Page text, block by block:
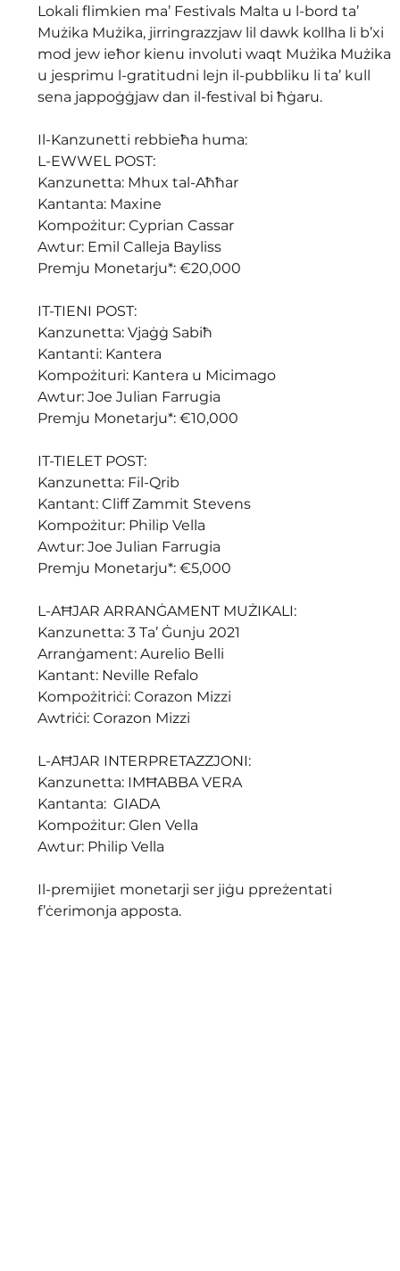
Lokali flimkien ma’ Festivals Malta u l-bord ta’
Mużika Mużika, jirringrazzjaw lil dawk kollha li b’xi
mod jew ieħor kienu involuti waqt Mużika Mużika
u jesprimu l-gratitudni lejn il-pubbliku li ta’ kull
sena jappoġġjaw dan il-festival bi ħġaru.
Il-Kanzunetti rebbieħa huma:
L-EWWEL POST:
Kanzunetta: Mhux tal-Aħħar
Kantanta: Maxine
Kompożitur: Cyprian Cassar
Awtur: Emil Calleja Bayliss
Premju Monetarju*: €20,000
IT-TIENI POST:
Kanzunetta: Vjaġġ Sabiħ
Kantanti: Kantera
Kompożituri: Kantera u Micimago
Awtur: Joe Julian Farrugia
Premju Monetarju*: €10,000
IT-TIELET POST:
Kanzunetta: Fil-Qrib
Kantant: Cliff Zammit Stevens
Kompożitur: Philip Vella
Awtur: Joe Julian Farrugia
Premju Monetarju*: €5,000
L-AĦJAR ARRANĠAMENT MUŻIKALI:
Kanzunetta: 3 Ta’ Ġunju 2021
Arranġament: Aurelio Belli
Kantant: Neville Refalo
Kompożitriċi: Corazon Mizzi
Awtriċi: Corazon Mizzi
L-AĦJAR INTERPRETAZZJONI:
Kanzunetta: IMĦABBA VERA
Kantanta:  GIADA
Kompożitur: Glen Vella
Awtur: Philip Vella
Il-premijiet monetarji ser jiġu ppreżentati
f’ċerimonja apposta.